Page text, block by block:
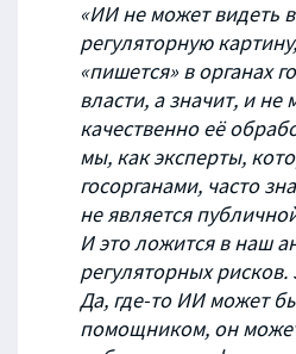
«ИИ не может видеть
регуляторную
«пишется» в органах
власти, а значит, и не
качественно её
мы, как эксперты,
госорганами, часто
не является
И это ложится в наш
регуляторных
Да, где-то ИИ может
помощником, он